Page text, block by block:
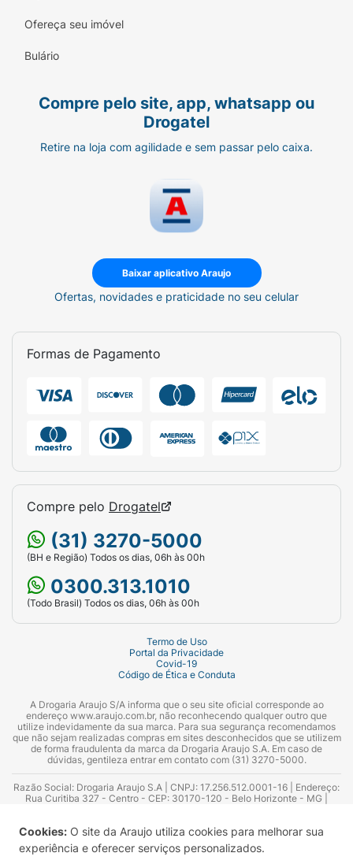
Cookies: O site da Araujo utiliza cookies para melhorar sua
experiência e oferecer serviços personalizados.
Ofereça seu imóvel
Bulário
Compre pelo site, app, whatsapp ou
Drogatel
Retire na loja com agilidade e sem passar pelo caixa.
Baixar aplicativo Araujo
Ofertas, novidades e praticidade no seu celular
Formas de Pagamento
Compre pelo Drogatel
(31) 3270-5000
(BH e Região) Todos os dias, 06h às 00h
0300.313.1010
(Todo Brasil) Todos os dias, 06h às 00h
Termo de Uso
Portal da Privacidade
Covid-19
Código de Ética e Conduta
A Drogaria Araujo S/A informa que o seu site oficial corresponde ao
endereço www.araujo.com.br, não reconhecendo qualquer outro que
utilize indevidamente da sua marca. Para sua segurança recomendamos
que não sejam realizadas compras em sites desconhecidos que se utilizem
de forma fraudulenta da marca da Drogaria Araujo S.A. Em caso de
dúvidas, gentileza entrar em contato com (31) 3270-5000.
Razão Social: Drogaria Araujo S.A | CNPJ: 17.256.512.0001-16 | Endereço:
Rua Curitiba 327 - Centro - CEP: 30170-120 - Belo Horizonte - MG |
Azevedo Guimarães – CRF 10.965 | Yasmin Silva Alvarenga – CRF 52.584 -
Consultor substituto: Thiago Aguiar Pinheiro - CRF Nº 13.748. Alvará
Sanitário: 2025020713 | Autorização de Funcionamento da Empresa (AFE):